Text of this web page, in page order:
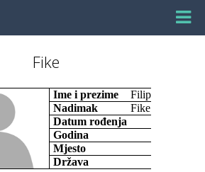
Fike
Ime i prezime
Filip
Nadimak
Fike
Datum rođenja
Godina
Mjesto
Država